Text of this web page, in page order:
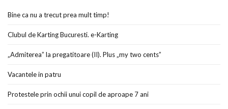
Bine ca nu a trecut prea mult timp!
Clubul de Karting Bucuresti. e-Karting
„Admiterea” la pregatitoare (II). Plus „my two cents”
Vacantele in patru
Protestele prin ochii unui copil de aproape 7 ani